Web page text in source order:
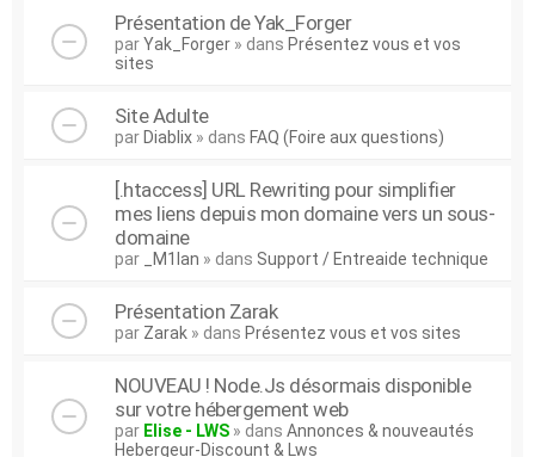
Présentation de Yak_Forger
parYak_Forger » dans Présentez vous et vos
sites
Site Adulte
par Diablix » dans FAQ (Foire aux questions)
[.htaccess] URL Rewriting pour simplifier
mes liens depuis mon domaine vers un sous-
domaine
par _M1lan » dans Support / Entreaide technique
Présentation Zarak
par Zarak » dans Présentez vous et vos sites
NOUVEAU ! Node.Js désormais disponible
sur votre hébergement web
par Elise - LWS » dans Annonces & nouveautés
Hebergeur-Discount & Lws